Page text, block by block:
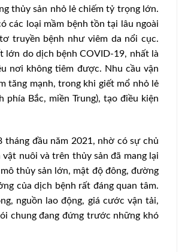
thủy sản nhỏ lẻ chiếm tỷ trọng lớn.
các loại mầm bệnh tồn tại lâu ngoài
truyền bệnh như viêm da nổi cục.
lớn do dịch bệnh COVID-19, nhất là
nơi không tiêm được. Nhu cầu vận
tăng mạnh, trong khi giết mổ nhỏ lẻ
Bắc, miền Trung), tạo điều kiện
đầu năm 2021, nhờ có sự chủ
nuôi và trên thủy sản đã mang lại
thủy sản lớn, mật độ đông, đường
của dịch bệnh rất đáng quan tâm.
nguồn lao động, giá cước vận tải,
chung đang đứng trước những khó